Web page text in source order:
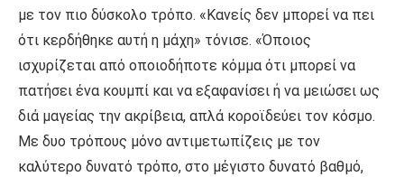
με τον πιο δύσκολο τρόπο. «Κανείς δεν μπορεί να πει
ότι κερδήθηκε αυτή η μάχη» τόνισε. «Όποιος
ισχυρίζεται από οποιοδήποτε κόμμα ότι μπορεί να
πατήσει ένα κουμπί και να εξαφανίσει ή να μειώσει ως
διά μαγείας την ακρίβεια, απλά κοροϊδεύει τον κόσμο.
Με δυο τρόπους μόνο αντιμετωπίζεις με τον
καλύτερο δυνατό τρόπο, στο μέγιστο δυνατό βαθμό,